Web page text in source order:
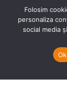
Folosim
personaliza
social media
Ok